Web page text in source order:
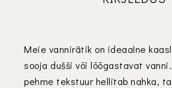
Meie vannirätik on ideaalne
sooja dušši või lõõgastavat
pehme tekstuur hellitab nahka,